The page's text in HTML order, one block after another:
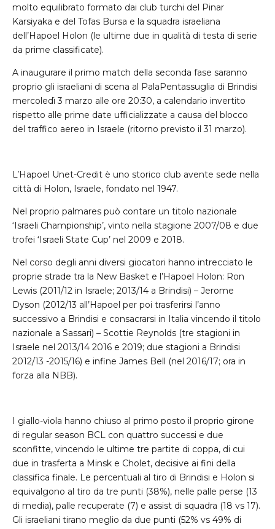
molto equilibrato formato dai club turchi del Pinar
Karsiyaka e del Tofas Bursa e la squadra israeliana
dell’Hapoel Holon (le ultime due in qualità di testa di serie
da prime classificate).
A inaugurare il primo match della seconda fase saranno
proprio gli israeliani di scena al PalaPentassuglia di Brindisi
mercoledì 3 marzo alle ore 20:30, a calendario invertito
rispetto alle prime date ufficializzate a causa del blocco
del traffico aereo in Israele (ritorno previsto il 31 marzo).
L’Hapoel Unet-Credit è uno storico club avente sede nella
città di Holon, Israele, fondato nel 1947.
Nel proprio palmares può contare un titolo nazionale
‘Israeli Championship’, vinto nella stagione 2007/08 e due
trofei ‘Israeli State Cup’ nel 2009 e 2018.
Nel corso degli anni diversi giocatori hanno intrecciato le
proprie strade tra la New Basket e l’Hapoel Holon: Ron
Lewis (2011/12 in Israele; 2013/14 a Brindisi) – Jerome
Dyson (2012/13 all’Hapoel per poi trasferirsi l’anno
successivo a Brindisi e consacrarsi in Italia vincendo il titolo
nazionale a Sassari) – Scottie Reynolds (tre stagioni in
Israele nel 2013/14 2016 e 2019; due stagioni a Brindisi
2012/13 -2015/16) e infine James Bell (nel 2016/17; ora in
forza alla NBB).
I giallo-viola hanno chiuso al primo posto il proprio girone
di regular season BCL con quattro successi e due
sconfitte, vincendo le ultime tre partite di coppa, di cui
due in trasferta a Minsk e Cholet, decisive ai fini della
classifica finale. Le percentuali al tiro di Brindisi e Holon si
equivalgono al tiro da tre punti (38%), nelle palle perse (13
di media), palle recuperate (7) e assist di squadra (18 vs 17).
Gli israeliani tirano meglio da due punti (52% vs 49% di